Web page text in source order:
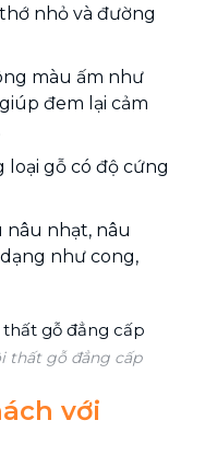
nhỏ và đường
màu ấm như
đem lại cảm
gỗ có độ cứng
nâu nhạt, nâu
như cong,
thất gỗ đẳng cấp
với